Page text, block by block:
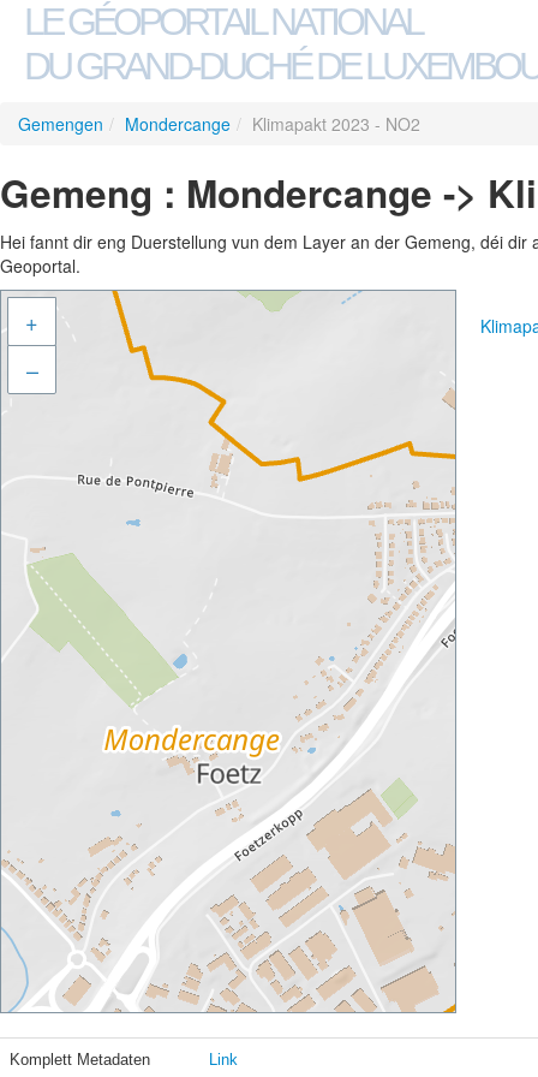
LE GÉOPORTAIL NATIONAL
DU GRAND-DUCHÉ DE
Gemengen / Mondercange / Klimapakt 2023 - NO2
Gemeng : Mondercange ->
Hei fannt dir eng Duerstellung vun dem Layer an der Gemeng, déi
Geoportal.
+
–
Komplett Metadaten Link